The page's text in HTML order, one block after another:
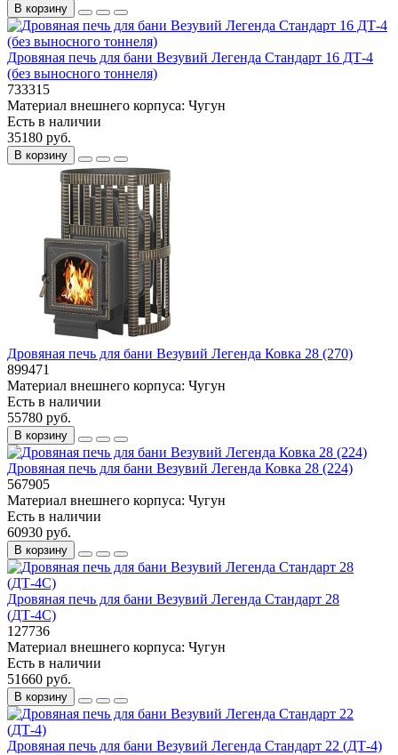
В корзину
Дровяная печь для бани Везувий Легенда Стандарт 16 ДТ-4
(без выносного тоннеля)
733315
Материал внешнего корпуса: Чугун
Есть в наличии
35180 руб.
В корзину
Дровяная печь для бани Везувий Легенда Ковка 28 (270)
899471
Материал внешнего корпуса: Чугун
Есть в наличии
55780 руб.
В корзину
Дровяная печь для бани Везувий Легенда Ковка 28 (224)
567905
Материал внешнего корпуса: Чугун
Есть в наличии
60930 руб.
В корзину
Дровяная печь для бани Везувий Легенда Стандарт 28
(ДТ-4С)
127736
Материал внешнего корпуса: Чугун
Есть в наличии
51660 руб.
В корзину
Дровяная печь для бани Везувий Легенда Стандарт 22 (ДТ-4)